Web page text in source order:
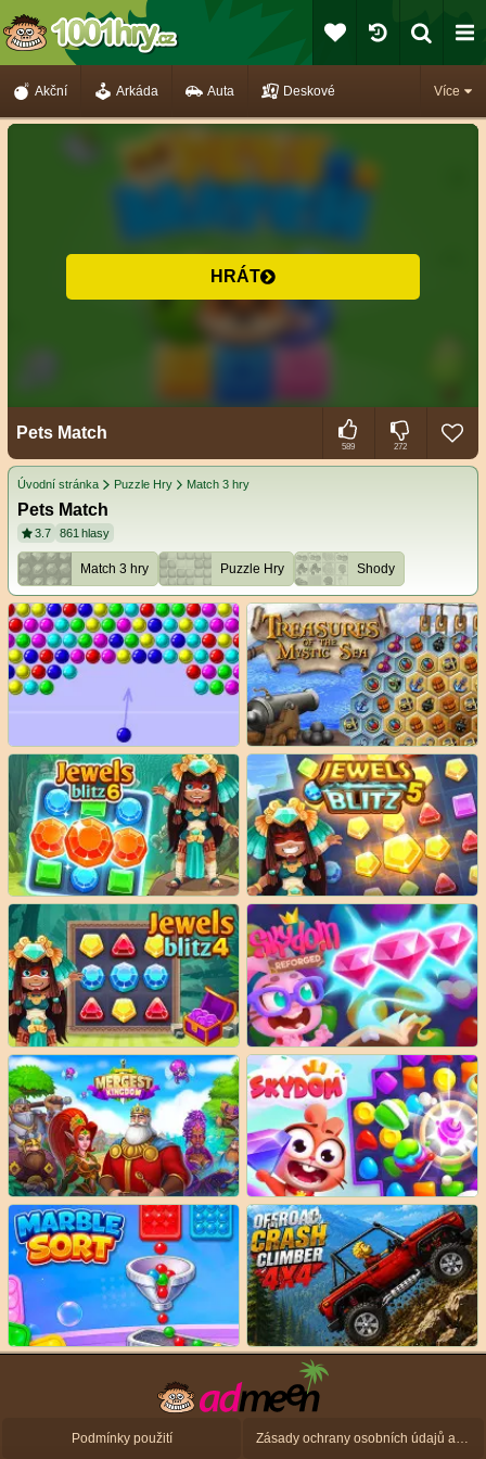
Více
Akční Arkáda Auta Deskové
HRÁT
Pets Match
589 272
Úvodní stránka Puzzle Hry Match 3 hry
Pets Match
3.7 861 hlasy
Match 3 hry Puzzle Hry Shody
Podmínky použití Zásady ochrany osobních údajů a zásady použití souborů cookie